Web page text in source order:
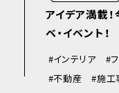
アイデア満載
ベ・イベント！
インテリア
不動産
施工